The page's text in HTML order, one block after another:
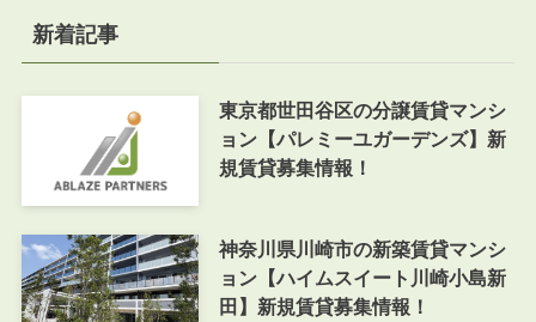
新着記事
東京都世田谷区の分譲賃貸マンシ
ョン【パレミーユガーデンズ】新
規賃貸募集情報！
神奈川県川崎市の新築賃貸マンシ
ョン【ハイムスイート川崎小島新
田】新規賃貸募集情報！